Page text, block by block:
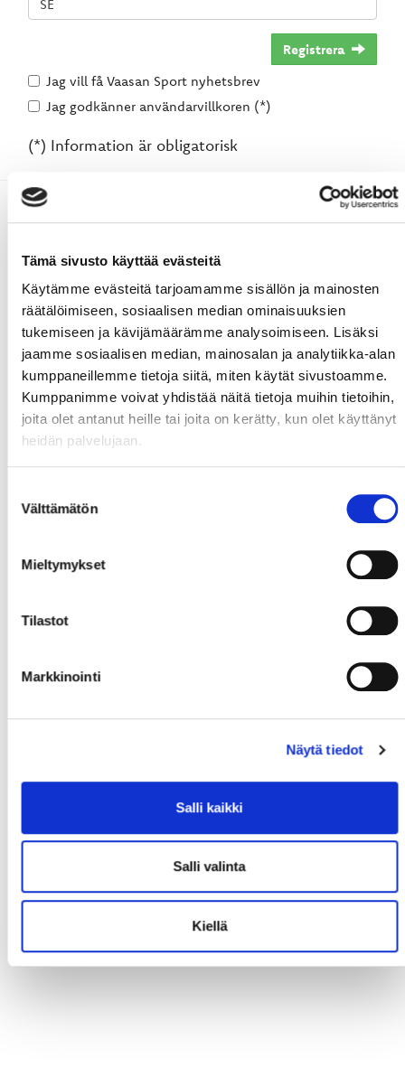
Tämä sivusto käyttää evästeitä
Käytämme evästeitä tarjoamamme sisällön ja mainosten
räätälöimiseen, sosiaalisen median ominaisuuksien
tukemiseen ja kävijämäärämme analysoimiseen. Lisäksi
jaamme sosiaalisen median, mainosalan ja analytiikka-alan
kumppaneillemme tietoja siitä, miten käytät sivustoamme.
Kumppanimme voivat yhdistää näitä tietoja muihin tietoihin,
joita olet antanut heille tai joita on kerätty, kun olet käyttänyt
heidän palvelujaan.
valinta
Välttämätön
Mieltymykset
Tilastot
Markkinointi
Näytä tiedot
Salli kaikki
Salli valinta
Kiellä
Registrera
Jag vill få Vaasan Sport nyhetsbrev
Jag godkänner användarvillkoren (*)
(*) Information är obligatorisk